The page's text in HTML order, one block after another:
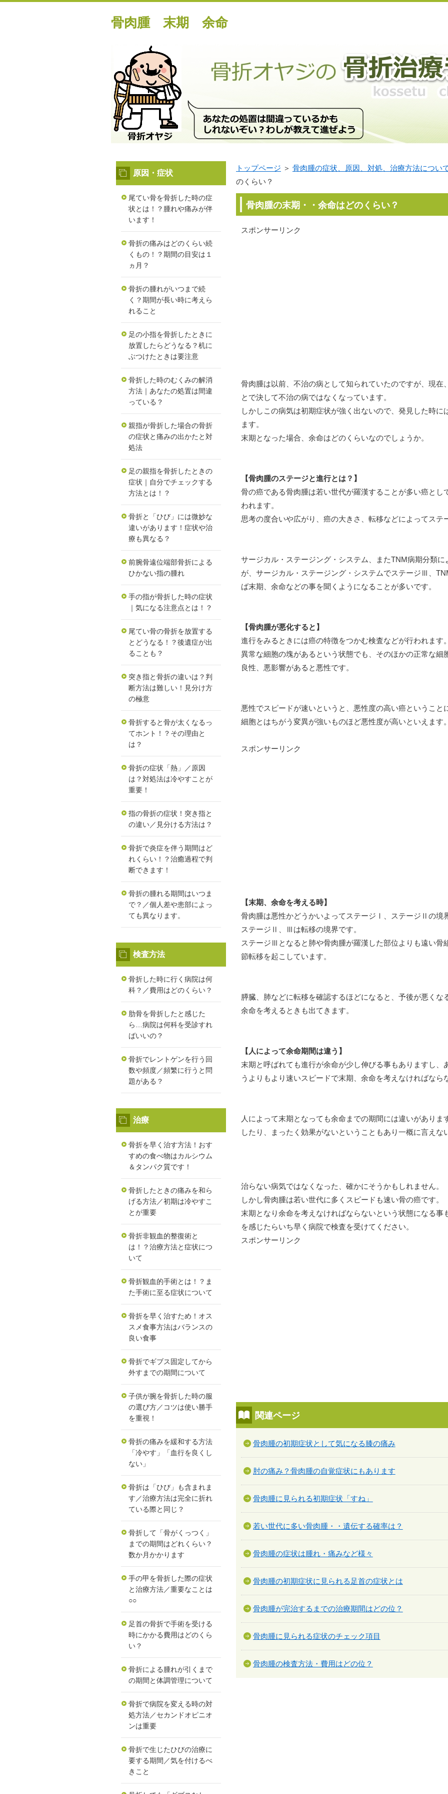
骨肉腫 末期 余命
トップページ ＞ 骨肉腫の症状、原因、対処、治療方法につい
のくらい？
骨肉腫の末期・・余命はどのくらい？
スポンサーリンク
骨肉腫は以前、不治の病として知られていたのですが、現在
とで決して不治の病ではなくなっています。
しかしこの病気は初期症状が強く出ないので、発見した時に
ます。
末期となった場合、余命はどのくらいなのでしょうか。
【骨肉腫のステージと進行とは？】
骨の癌である骨肉腫は若い世代が羅漢することが多い癌とし
われます。
思考の度合いや広がり、癌の大きさ、転移などによってステ
サージカル・ステージング・システム、またTNM病期分類
が、サージカル・ステージング・システムでステージⅢ、
ば末期、余命などの事を聞くようになることが多いです。
【骨肉腫が悪化すると】
進行をみるときには癌の特徴をつかむ検査などが行われます。
異常な細胞の塊があるという状態でも、そのほかの正常な細
良性、悪影響があると悪性です。
悪性でスピードが速いというと、悪性度の高い癌ということ
細胞とはちがう変異が強いものほど悪性度が高いといえます。
スポンサーリンク
【末期、余命を考える時】
骨肉腫は悪性かどうかいよってステージⅠ、ステージⅡの境
ステージⅡ、Ⅲは転移の境界です。
ステージⅢとなると肺や骨肉腫が羅漢した部位よりも遠い骨
節転移を起こしています。
膵臓、肺などに転移を確認するほどになると、予後が悪くな
余命を考えるときも出てきます。
【人によって余命期間は違う】
末期と呼ばれても進行が余命が少し伸びる事もありますし、
うよりもより速いスピードで末期、余命を考えなければなら
人によって末期となっても余命までの期間には違いがありま
したり、まったく効果がないということもあり一概に言えな
治らない病気ではなくなった、確かにそうかもしれません。
しかし骨肉腫は若い世代に多くスピードも速い骨の癌です。
末期となり余命を考えなければならないという状態になる事
を感じたらいち早く病院で検査を受けてください。
スポンサーリンク
関連ページ
骨肉腫の初期症状として気になる膝の痛み
肘の痛み？骨肉腫の自覚症状にもあります
骨肉腫に見られる初期症状「すね」
若い世代に多い骨肉腫・・遺伝する確率は？
骨肉腫の症状は腫れ・痛みなど様々
骨肉腫の初期症状に見られる足首の症状とは
骨肉腫が完治するまでの治療期間はどの位？
骨肉腫に見られる症状のチェック項目
骨肉腫の検査方法・費用はどの位？
原因・症状
尾てい骨を骨折した時の症
状とは！？腫れや痛みが伴
います！
骨折の痛みはどのくらい続
くもの！？期間の目安は１
ヵ月？
骨折の腫れがいつまで続
く？期間が長い時に考えら
れること
足の小指を骨折したときに
放置したらどうなる？机に
ぶつけたときは要注意
骨折した時のむくみの解消
方法｜あなたの処置は間違
っている？
親指が骨折した場合の骨折
の症状と痛みの出かたと対
処法
足の親指を骨折したときの
症状｜自分でチェックする
方法とは！？
骨折と「ひび」には微妙な
違いがあります！症状や治
療も異なる？
前腕骨遠位端部骨折による
ひかない指の腫れ
手の指が骨折した時の症状
｜気になる注意点とは！？
尾てい骨の骨折を放置する
とどうなる！？後遺症が出
ることも？
突き指と骨折の違いは？判
断方法は難しい！見分け方
の極意
骨折すると骨が太くなるっ
てホント！？その理由と
は？
骨折の症状「熱」／原因
は？対処法は冷やすことが
重要！
指の骨折の症状！突き指と
の違い／見分ける方法は？
骨折で炎症を伴う期間はど
れくらい！？治癒過程で判
断できます！
骨折の腫れる期間はいつま
で？／個人差や患部によっ
ても異なります。
検査方法
骨折した時に行く病院は何
科？／費用はどのくらい？
肋骨を骨折したと感じた
ら…病院は何科を受診すれ
ばいいの？
骨折でレントゲンを行う回
数や頻度／頻繁に行うと問
題がある？
治療
骨折を早く治す方法！おす
すめの食べ物はカルシウム
＆タンパク質です！
骨折したときの痛みを和ら
げる方法／初期は冷やすこ
とが重要
骨折非観血的整復術と
は！？治療方法と症状につ
いて
骨折観血的手術とは！？ま
た手術に至る症状について
骨折を早く治すため！オス
スメ食事方法はバランスの
良い食事
骨折でギブス固定してから
外すまでの期間について
子供が腕を骨折した時の服
の選び方／コツは使い勝手
を重視！
骨折の痛みを緩和する方法
「冷やす」「血行を良くし
ない」
骨折は「ひび」も含まれま
す／治療方法は完全に折れ
ている際と同じ？
骨折して「骨がくっつく」
までの期間はどれくらい？
数か月かかります
手の甲を骨折した際の症状
と治療方法／重要なことは
○○
足首の骨折で手術を受ける
時にかかる費用はどのくら
い？
骨折による腫れが引くまで
の期間と体調管理について
骨折で病院を変える時の対
処方法／セカンドオピニオ
ンは重要
骨折で生じたひびの治療に
要する期間／気を付けるべ
きこと